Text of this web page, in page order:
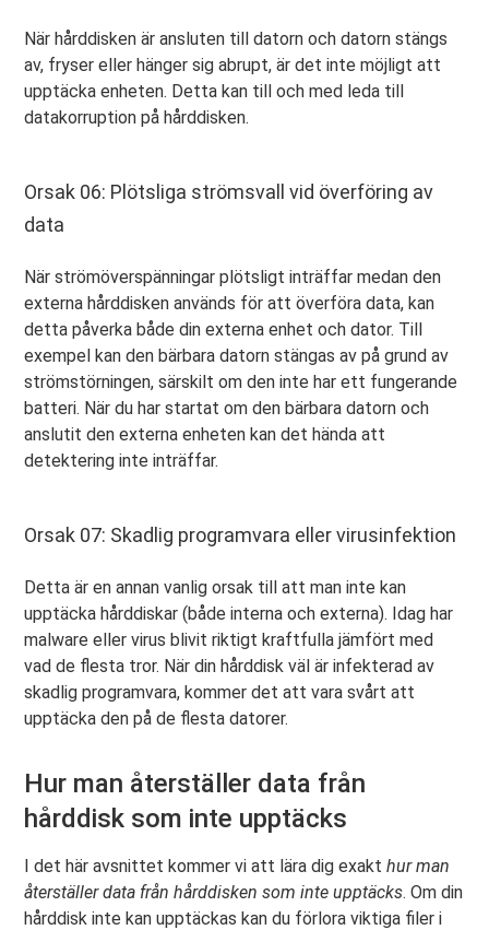
När hårddisken är ansluten till datorn och datorn stängs
av, fryser eller hänger sig abrupt, är det inte möjligt att
upptäcka enheten. Detta kan till och med leda till
datakorruption på hårddisken.
Orsak 06: Plötsliga strömsvall vid överföring av
data
När strömöverspänningar plötsligt inträffar medan den
externa hårddisken används för att överföra data, kan
detta påverka både din externa enhet och dator. Till
exempel kan den bärbara datorn stängas av på grund av
strömstörningen, särskilt om den inte har ett fungerande
batteri. När du har startat om den bärbara datorn och
anslutit den externa enheten kan det hända att
detektering inte inträffar.
Orsak 07: Skadlig programvara eller virusinfektion
Detta är en annan vanlig orsak till att man inte kan
upptäcka hårddiskar (både interna och externa). Idag har
malware eller virus blivit riktigt kraftfulla jämfört med
vad de flesta tror. När din hårddisk väl är infekterad av
skadlig programvara, kommer det att vara svårt att
upptäcka den på de flesta datorer.
Hur man återställer data från
hårddisk som inte upptäcks
I det här avsnittet kommer vi att lära dig exakthur man
återställer data från hårddisken som inte upptäcks. Om din
hårddisk inte kan upptäckas kan du förlora viktiga filer i